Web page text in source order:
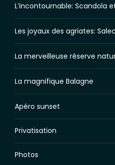
L’incontournable: Scandola
Les joyaux des agriates:
La merveilleuse réserve
La magnifique Balagne
Apéro sunset
Privatisation
Photos